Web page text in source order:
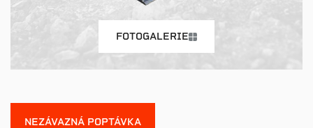
FOTOGALERIE
NEZÁVAZNÁ POPTÁVKA